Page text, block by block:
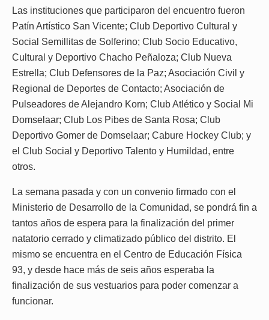
Las instituciones que participaron del encuentro fueron
Patín Artístico San Vicente; Club Deportivo Cultural y
Social Semillitas de Solferino; Club Socio Educativo,
Cultural y Deportivo Chacho Peñaloza; Club Nueva
Estrella; Club Defensores de la Paz; Asociación Civil y
Regional de Deportes de Contacto; Asociación de
Pulseadores de Alejandro Korn; Club Atlético y Social Mi
Domselaar; Club Los Pibes de Santa Rosa; Club
Deportivo Gomer de Domselaar; Cabure Hockey Club; y
el Club Social y Deportivo Talento y Humildad, entre
otros.
La semana pasada y con un convenio firmado con el
Ministerio de Desarrollo de la Comunidad, se pondrá fin a
tantos años de espera para la finalización del primer
natatorio cerrado y climatizado público del distrito. El
mismo se encuentra en el Centro de Educación Física
93, y desde hace más de seis años esperaba la
finalización de sus vestuarios para poder comenzar a
funcionar.